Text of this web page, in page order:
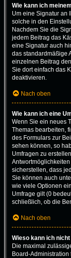
Wie kann ich
Um eine Signatur an
solche in den
Nachdem Sie die
jedem Beitrag das
eine Signatur auch
das standardmäßige
einzelnen Beitrag
Sie dort einfach das
deaktivieren.
Nach oben
Wie kann ich eine
Wenn Sie ein neues
Themas bearbeiten,
des Formulars zur
sehen können, so
Umfragen zu
sicherstellen, dass
Sie können auch
wie viele Optionen
Umfrage gilt (0
schließlich, ob die
Nach oben
Wieso kann ich
Die maximal
Board-